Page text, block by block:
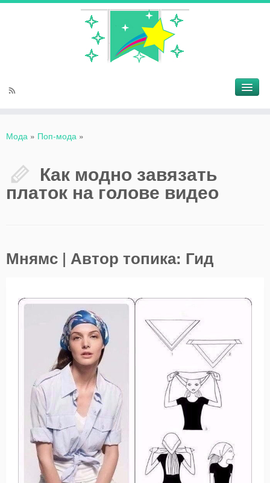
Мода » Поп-мода »
Как модно завязать
платок на голове видео
Мнямс | Автор топика: Гид